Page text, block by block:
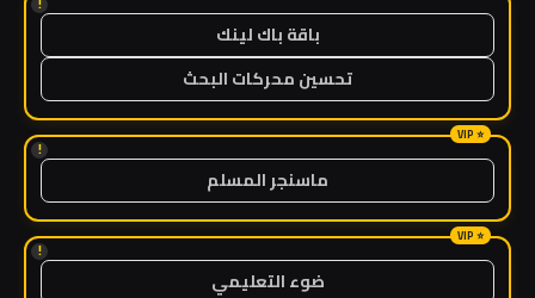
باقة باك لينك
تحسين محركات البحث
!
ماسنجر المسلم
!
ضوء التعليمي